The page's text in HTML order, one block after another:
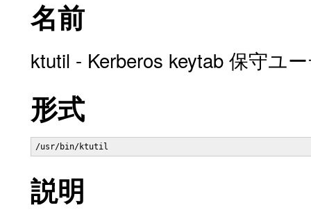
名前
ktutil - Kerberos keytab 保守ユ
形式
/usr/bin/ktutil
説明